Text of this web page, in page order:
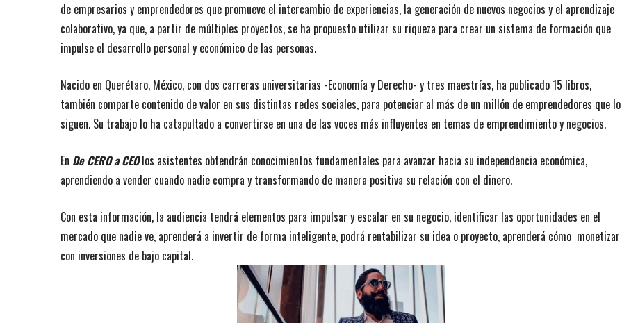
de empresarios y emprendedores que promueve el intercambio de experiencias, la generación de nuevos negocios y el aprendizaje
colaborativo, ya que, a partir de múltiples proyectos, se ha propuesto utilizar su riqueza para crear un sistema de formación que
impulse el desarrollo personal y económico de las personas.
Nacido en Querétaro, México, con dos carreras universitarias -Economía y Derecho- y tres maestrías, ha publicado 15 libros,
también comparte contenido de valor en sus distintas redes sociales, para potenciar al más de un millón de emprendedores que lo
siguen. Su trabajo lo ha catapultado a convertirse en una de las voces más influyentes en temas de emprendimiento y negocios.
En De CERO a CEOlos asistentes obtendrán conocimientos fundamentales para avanzar hacia su independencia económica,
aprendiendo a vender cuando nadie compra y transformando de manera positiva su relación con el dinero.
Con esta información, la audiencia tendrá elementos para impulsar y escalar en su negocio, identificar las oportunidades en el
mercado que nadie ve, aprenderá a invertir de forma inteligente, podrá rentabilizar su idea o proyecto, aprenderá cómo monetizar
con inversiones de bajo capital.